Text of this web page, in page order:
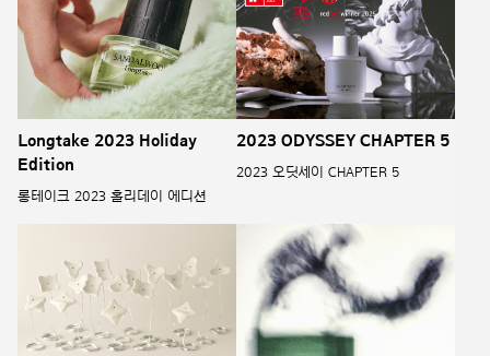
Longtake 2023 Holiday
Edition
롱테이크 2023 홀리데이 에디션
2023 ODYSSEY CHAPTER 5
2023 오딧세이 CHAPTER 5